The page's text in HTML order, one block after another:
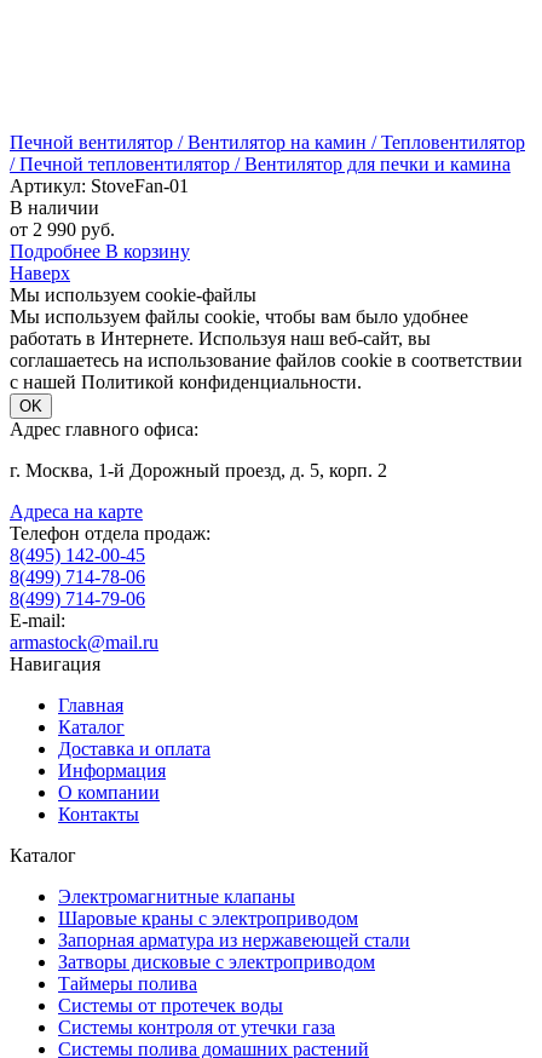
Печной вентилятор / Вентилятор на камин / Тепловентилятор
/ Печной тепловентилятор / Вентилятор для печки и камина
Артикул: StoveFan-01
В наличии
от 2 990 руб.
Подробнее В корзину
Наверх
Мы используем cookie-файлы
Мы используем файлы cookie, чтобы вам было удобнее
работать в Интернете. Используя наш веб-сайт, вы
соглашаетесь на использование файлов cookie в соответствии
с нашей Политикой конфиденциальности.
OK
Адрес главного офиса:
г. Москва, 1-й Дорожный проезд, д. 5, корп. 2
Адреса на карте
Телефон отдела продаж:
8(495) 142-00-45
8(499) 714-78-06
8(499) 714-79-06
E-mail:
armastock@mail.ru
Навигация
Главная
Каталог
Доставка и оплата
Информация
О компании
Контакты
Каталог
Электромагнитные клапаны
Шаровые краны с электроприводом
Запорная арматура из нержавеющей стали
Затворы дисковые с электроприводом
Таймеры полива
Системы от протечек воды
Системы контроля от утечки газа
Системы полива домашних растений